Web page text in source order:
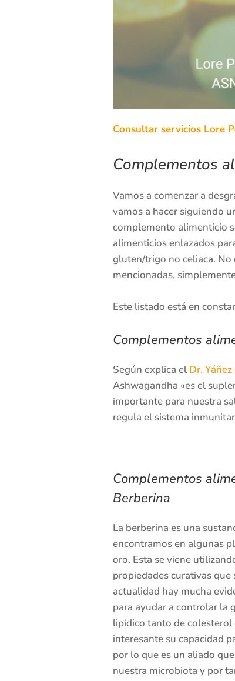
Consultar servicios Lore
Complementos
Vamos a comenzar a
vamos a hacer siguiendo
complemento alimenticio
alimenticios enlazados
gluten/trigo no celiaca. No
mencionadas,
Este listado está en
Complementos
Según explica el Dr.
Ashwagandha «es el
importante para nuestra
regula el sistema
Complementos
Berberina
La berberina es una
encontramos en algunas
oro. Esta se viene
propiedades curativas
actualidad hay mucha
para ayudar a controlar la
lipídico tanto de
interesante su capacidad
por lo que es un aliado
nuestra microbiota y por